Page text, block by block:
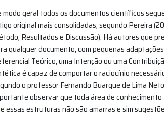
modo geral todos os documentos científicos
original mais consolidadas, segundo Pereira
Resultados e Discussão). Há autores que
qualquer documento, com pequenas
Teórico, uma Intenção ou uma
é capaz de comportar o raciocínio
o professor Fernando Buarque de Lima
observar que toda área de
essas estruturas não são amarras e sim